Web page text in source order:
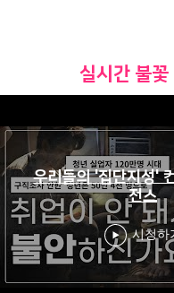
실시간 불꽃
우리들의 '집단지성'
전스
시청하